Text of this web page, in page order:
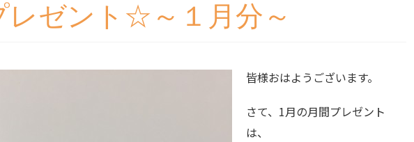
ゼント☆～１月分～
皆様おはようございます。
さて、1月の月間プレゼント
は、